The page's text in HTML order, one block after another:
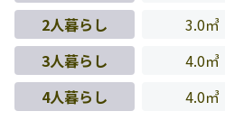
2人暮らし
3.0㎥
3人暮らし
4.0㎥
4人暮らし
4.0㎥